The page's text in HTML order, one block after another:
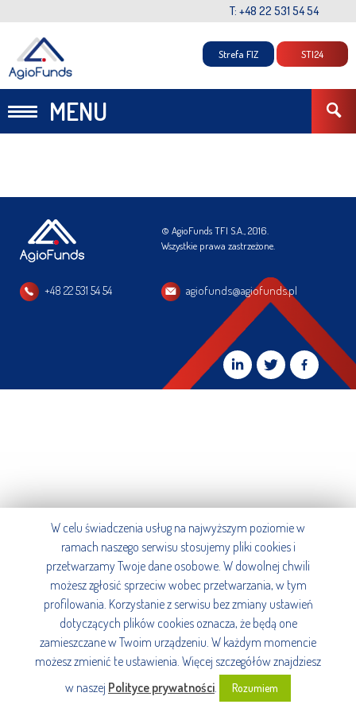
T: +48 22 531 54 54
MENU
Strefa FIZ STI24
© AgioFunds TFI S.A., 2016.
Wszystkie prawa zastrzeżone.
+48 22 531 54 54 agiofunds@agiofunds.pl
W celu świadczenia usług na najwyższym poziomie w
ramach naszego serwisu stosujemy pliki cookies i
przetwarzamy Twoje dane osobowe. W dowolnej chwili
możesz zgłosić sprzeciw wobec przetwarzania, w tym
profilowania. Korzystanie z serwisu bez zmiany ustawień
dotyczących plików cookies oznacza, że będą one
zamieszczane w Twoim urządzeniu. W każdym momencie
możesz zmienić te ustawienia. Więcej szczegółów znajdziesz
w naszej Polityce prywatności. Rozumiem